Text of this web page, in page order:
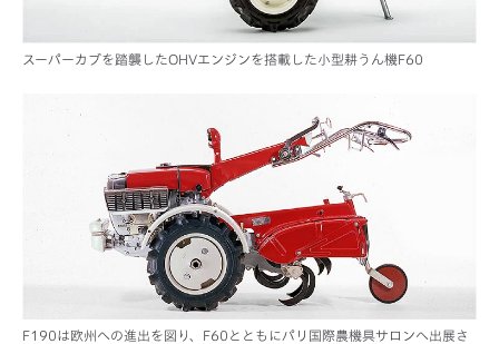
スーパーカブを踏襲したOHVエンジンを搭載した小型耕うん機F60
F190は欧州への進出を図り、F60とともにパリ国際農機具サロンへ出展さ